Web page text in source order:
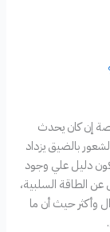
إن كان يحدث
بالضيق يزداد
دليل علي وجود
الطاقة السلبية،
حيث أن ما